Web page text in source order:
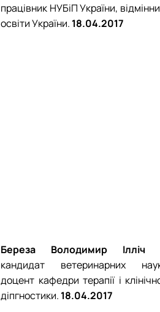
працівник НУБіП України,
освіти України. 18.04.2017
Береза Володимир Ілліч
кандидат ветеринарних
доцент кафедри терапії і
діпгностики. 18.04.2017